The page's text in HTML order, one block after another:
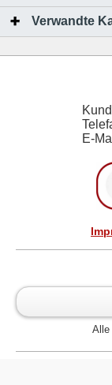
Verwandte
E-
Alle